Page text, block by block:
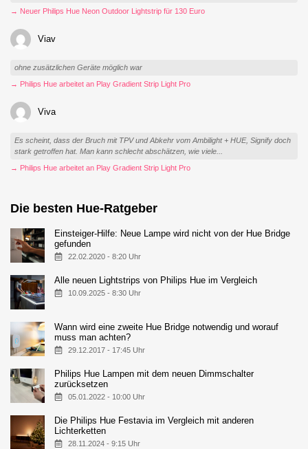
→ Neuer Philips Hue Neon Outdoor Lightstrip für 130 Euro
Viav
ohne zusätzlichen Geräte möglich war
→ Philips Hue arbeitet an Play Gradient Strip Light Pro
Viva
Es scheint, dass der Bruch mit TPV und Abkehr vom Ambilight + HUE, Signify doch
stark getroffen hat. Man kann schlecht abschätzen, wie viele...
→ Philips Hue arbeitet an Play Gradient Strip Light Pro
Die besten Hue-Ratgeber
Einsteiger-Hilfe: Neue Lampe wird nicht von der Hue Bridge
gefunden
22.02.2020 - 8:20 Uhr
Alle neuen Lightstrips von Philips Hue im Vergleich
10.09.2025 - 8:30 Uhr
Wann wird eine zweite Hue Bridge notwendig und worauf
muss man achten?
29.12.2017 - 17:45 Uhr
Philips Hue Lampen mit dem neuen Dimmschalter
zurücksetzen
05.01.2022 - 10:00 Uhr
Die Philips Hue Festavia im Vergleich mit anderen
Lichterketten
28.11.2024 - 9:15 Uhr